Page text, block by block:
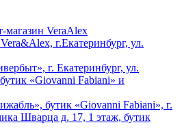
магазин VeraAlex
г.Екатеринбург, ул.
г. Екатеринбург, ул.
«Giovanni Fabiani» и
бутик «Giovanni Fabiani», г.
Шварца д. 17, 1 этаж, бутик